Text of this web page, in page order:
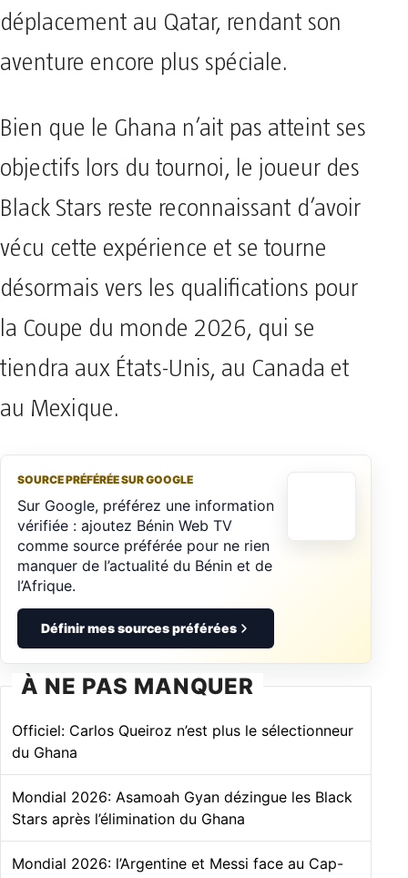
déplacement au Qatar, rendant son
aventure encore plus spéciale.
Bien que le Ghana n’ait pas atteint ses
objectifs lors du tournoi, le joueur des
Black Stars reste reconnaissant d’avoir
vécu cette expérience et se tourne
désormais vers les qualifications pour
la Coupe du monde 2026, qui se
tiendra aux États-Unis, au Canada et
au Mexique.
SOURCE PRÉFÉRÉE SUR GOOGLE
Sur Google, préférez une information
vérifiée : ajoutez Bénin Web TV
comme source préférée pour ne rien
manquer de l’actualité du Bénin et de
l’Afrique.
Définir mes sources préférées
À NE PAS MANQUER
Officiel: Carlos Queiroz n’est plus le sélectionneur
du Ghana
Mondial 2026: Asamoah Gyan dézingue les Black
Stars après l’élimination du Ghana
Mondial 2026: l’Argentine et Messi face au Cap-